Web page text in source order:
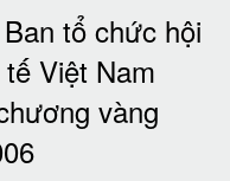
tổ chức hội
Việt Nam
vàng